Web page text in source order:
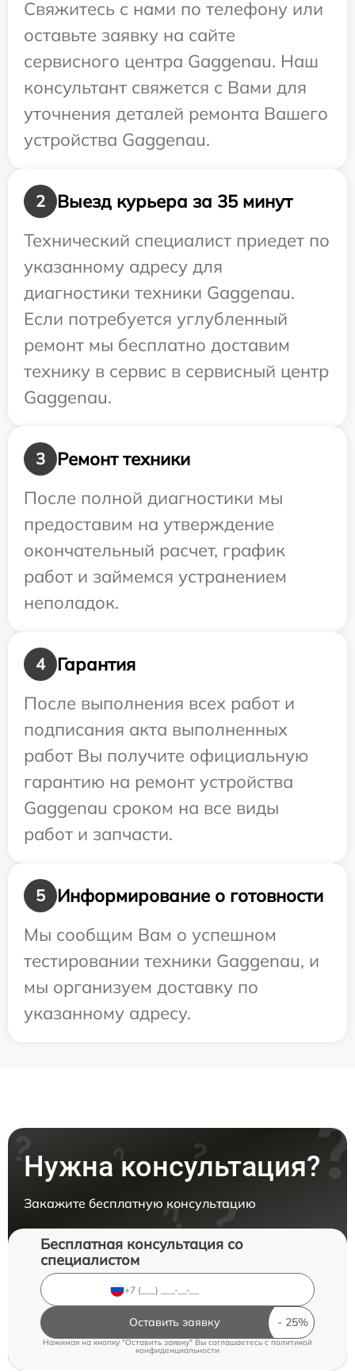
Свяжитесь с нами по телефону или
оставьте заявку на сайте
сервисного центра Gaggenau. Наш
консультант свяжется с Вами для
уточнения деталей ремонта Вашего
устройства Gaggenau.
2
Выезд курьера за 35 минут
Технический специалист приедет по
указанному адресу для
диагностики техники Gaggenau.
Если потребуется углубленный
ремонт мы бесплатно доставим
технику в сервис в сервисный центр
Gaggenau.
3
Ремонт техники
После полной диагностики мы
предоставим на утверждение
окончательный расчет, график
работ и займемся устранением
неполадок.
4
Гарантия
После выполнения всех работ и
подписания акта выполненных
работ Вы получите официальную
гарантию на ремонт устройства
Gaggenau сроком на все виды
работ и запчасти.
5
Информирование о готовности
Мы сообщим Вам о успешном
тестировании техники Gaggenau, и
мы организуем доставку по
указанному адресу.
Нужна консультация?
Закажите бесплатную консультацию
Бесплатная консультация со
специалистом
Оставить заявку
Нажимая на кнопку "Оставить заявку" Вы соглашаетесь c политикой
конфиденциальности